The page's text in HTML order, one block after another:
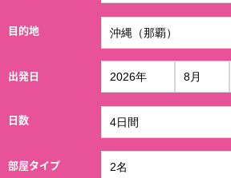
目的地
出発日
日数
部屋タイプ